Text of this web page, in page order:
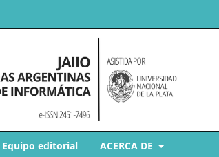
Equipo editorial ACERCA DE